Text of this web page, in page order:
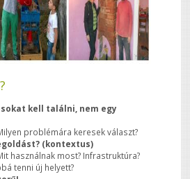
kell találni, nem egy
problémára keresek választ?
(kontextus)
használnak most? Infrastruktúra?
tenni új helyett?